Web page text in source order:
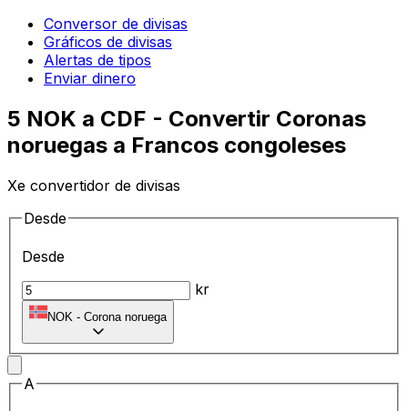
Conversor de divisas
Gráficos de divisas
Alertas de tipos
Enviar dinero
5 NOK a CDF - Convertir Coronas
noruegas a Francos congoleses
Xe convertidor de divisas
Desde
Desde
kr
NOK - Corona noruega
A